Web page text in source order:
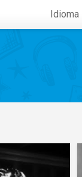
Idioma